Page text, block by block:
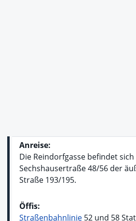
Anreise:
Die Reindorfgasse befindet sich
Sechshausertraße 48/56 der
Straße 193/195.
Öffis:
Straßenbahnlinie 52 und 58